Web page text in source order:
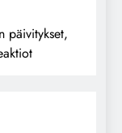
päivitykset,